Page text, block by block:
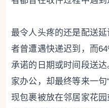
最令人头疼的还是配送
者曾遭遇快递迟到，而
承诺的日期或时间段送
家办公，却最终等来一
现包裹被放在邻居家花